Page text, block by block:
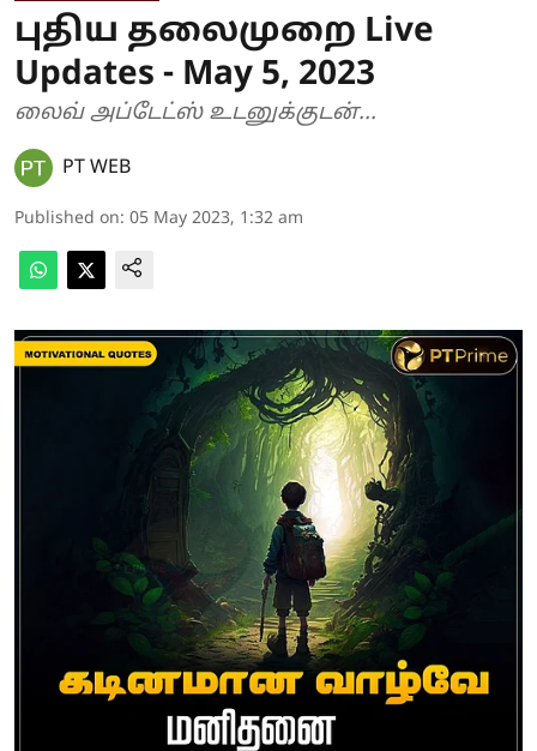
புதிய தலைமுறை Live
Updates - May 5, 2023
லைவ் அப்டேட்ஸ் உடனுக்குடன்...
PT WEB
Published on: 05 May 2023, 1:32 am